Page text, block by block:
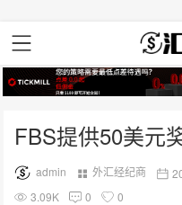
FBS提供50美元
admin 外汇经纪商
3.09K
0 0